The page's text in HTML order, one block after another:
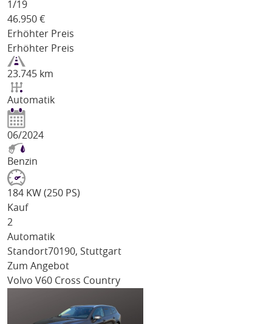
1/19
46.950 €
Erhöhter Preis
Erhöhter Preis
23.745 km
Automatik
06/2024
Benzin
184 KW (250 PS)
Kauf
2
Automatik
Standort70190, Stuttgart
Zum Angebot
Volvo V60 Cross Country